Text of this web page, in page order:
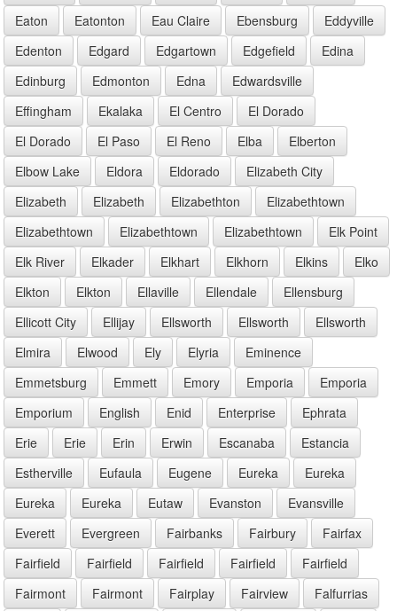
Eaton
Eatonton Eau Claire Ebensburg
Eddyville
Edenton
Edgard Edgartown Edgefield
Edina
Edinburg
Edmonton Edna
Edwardsville
Effingham
Ekalaka El Centro
El Dorado
El Dorado
El Paso El Reno Elba
Elberton
Elbow Lake
Eldora Eldorado
Elizabeth City
Elizabeth
Elizabeth Elizabethton
Elizabethtown
Elizabethtown
Elizabethtown Elizabethtown
Elk Point
Elk River
Elkader Elkhart Elkhorn Elkins
Elko
Elkton
Elkton Ellaville Ellendale
Ellensburg
Ellicott City
Ellijay Ellsworth Ellsworth
Ellsworth
Elmira
Elwood Ely Elyria
Eminence
Emmetsburg
Emmett Emory Emporia
Emporia
Emporium
English Enid Enterprise
Ephrata
Erie
Erie Erin Erwin Escanaba
Estancia
Estherville
Eufaula Eugene Eureka
Eureka
Eureka
Eureka Eutaw Evanston
Evansville
Everett
Evergreen Fairbanks Fairbury
Fairfax
Fairfield
Fairfield Fairfield Fairfield
Fairfield
Fairmont
Fairmont Fairplay Fairview Falfurrias